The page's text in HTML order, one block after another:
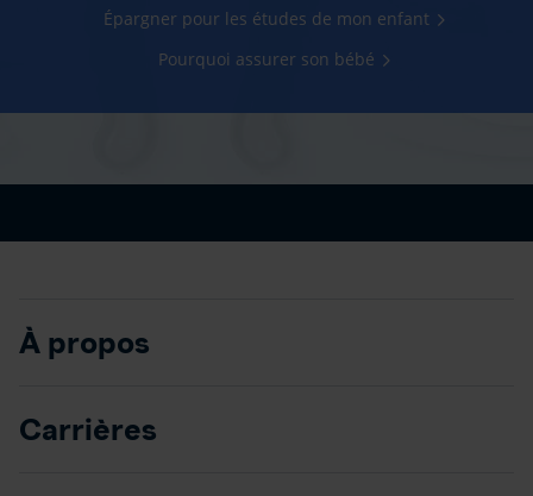
Épargner pour les études de mon enfant
Pourquoi assurer son bébé
À propos
Carrières